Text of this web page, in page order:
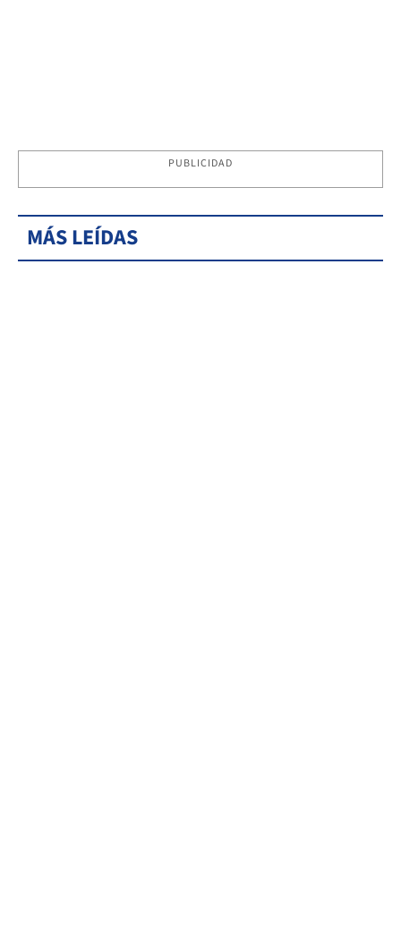
PUBLICIDAD
MÁS LEÍDAS